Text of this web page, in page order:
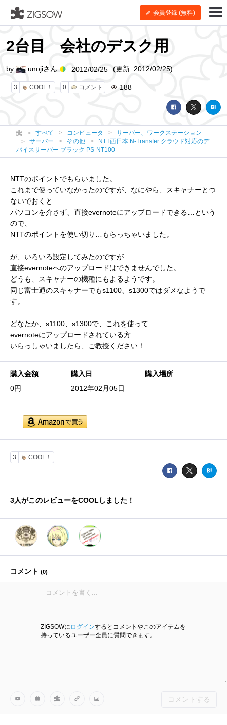
会員登録 (無料)
2台目 会社のデスク用
3 COOL！ 0 コメント 188
by unojiさん 2012/02/25 (更新: 2012/02/25)
すべて コンピュータ
サーバー、ワークステーション
サーバー
その他
NTT西日本 N-Transfer クラウド対応のデ
バイスサーバー ブラック PS-NT100
NTTのポイントでもらいました。
これまで使っていなかったのですが、なにやら、スキャナーとつ
ないでおくと
パソコンを介さず、直接evernoteにアップロードできる…という
ので、
NTTのポイントを使い切り…もらっちゃいました。
が、いろいろ設定してみたのですが
直接evernoteへのアップロードはできませんでした。
どうも、スキャナーの機種にもよるようです。
同じ富士通のスキャナーでもs1100、s1300ではダメなようで
す。
どなたか、s1100、s1300で、これを使って
evernoteにアップロードされている方
いらっしゃいましたら、ご教授ください！
購入金額
0円
購入日
2012年02月05日
購入場所
3 COOL！
3人がこのレビューをCOOLしました！
コメント (0)
ZIGSOWに ログインするとコメントやこのアイテムを
持っているユーザー全員に質問できます。
コメントする